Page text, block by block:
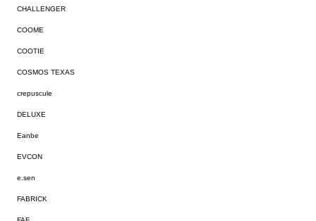
CHALLENGER
COOME
COOTIE
COSMOS TEXAS
crepuscule
DELUXE
Eanbe
EVCON
e.sen
FABRICK